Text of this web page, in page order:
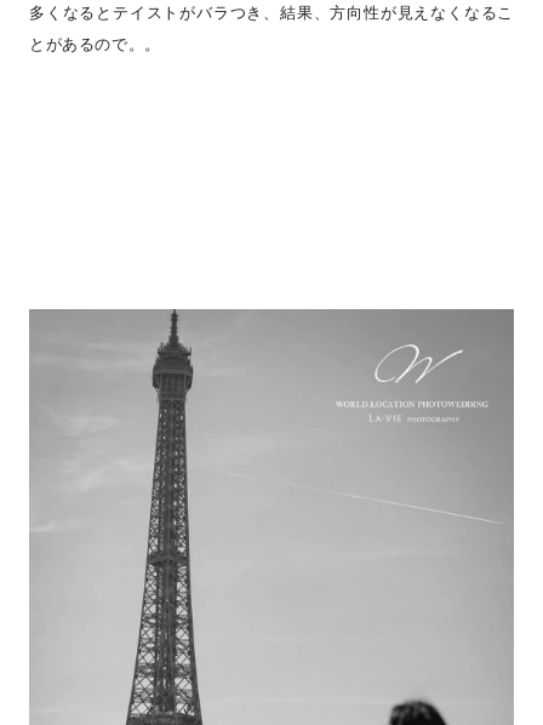
多くなるとテイストがバラつき、結果、方向性が見えなくなるこ
とがあるので。。